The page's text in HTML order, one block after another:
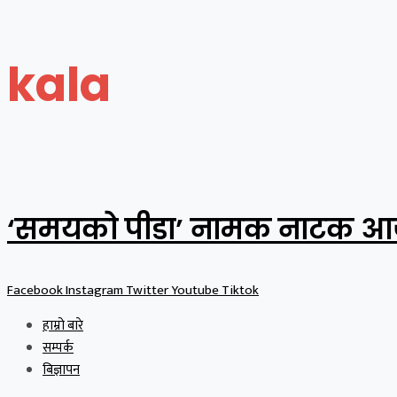
kala
‘समयको पीडा’ नामक नाटक
FacebookInstagramTwitterYoutubeTiktok
हाम्रो बारे
सम्पर्क
बिज्ञापन